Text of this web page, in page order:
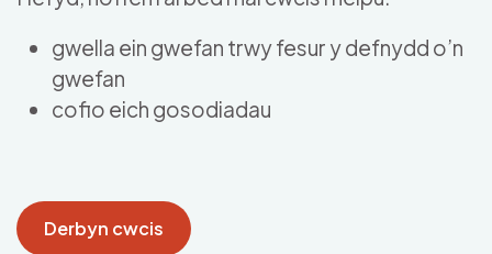
gwella ein gwefan trwy fesur y defnydd o’n
gwefan
cofio eich gosodiadau
Derbyn cwcis